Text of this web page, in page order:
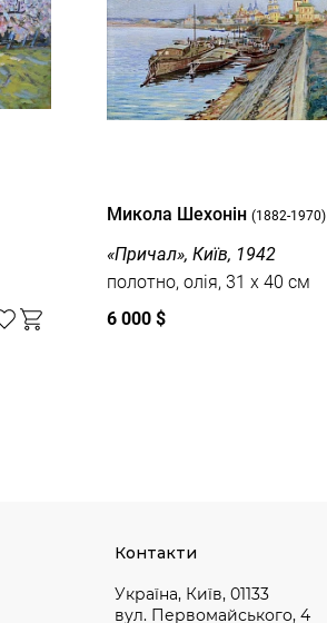
Микола Шехонін(1882-1970)
«Причал», Київ, 1942
полотно, олія, 31 x 40 см
6 000 $
Контакти
Україна, Київ, 01133
вул. Первомайського, 4